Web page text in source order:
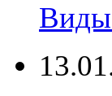
Виды